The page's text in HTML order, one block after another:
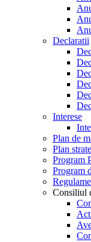
Declaratii
Interese
Plan de
Plan
Program
Program
Consiliul